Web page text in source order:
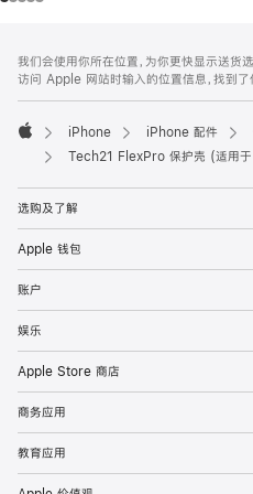
页
页
脚
注
我们会使用你所在位置，为你更快显示送货
访问 Apple 网站时输入的位置信息，找到了
Apple
iPhone iPhone 配件
Tech21 FlexPro 保护壳 (适用
选购及了解
Apple 钱包
账户
娱乐
Apple Store 商店
商务应用
教育应用